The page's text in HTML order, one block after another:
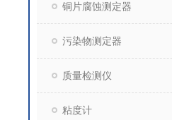
铜片腐蚀测定器
污染物测定器
质量检测仪
粘度计